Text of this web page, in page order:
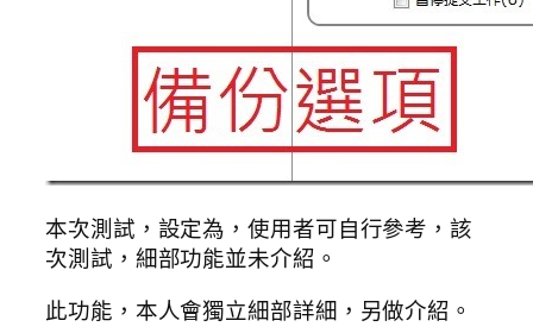
本次測試，設定為，使用者可自行參考，該
次測試，細部功能並未介紹。
此功能，本人會獨立細部詳細，另做介紹。